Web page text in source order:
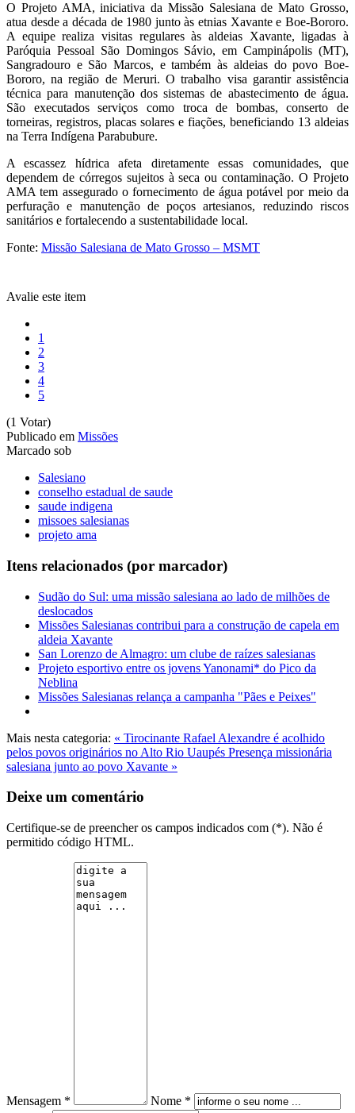
O Projeto AMA, iniciativa da Missão Salesiana de Mato Grosso,
atua desde a década de 1980 junto às etnias Xavante e Boe-Bororo.
A equipe realiza visitas regulares às aldeias Xavante, ligadas à
Paróquia Pessoal São Domingos Sávio, em Campinápolis (MT),
Sangradouro e São Marcos, e também às aldeias do povo Boe-
Bororo, na região de Meruri. O trabalho visa garantir assistência
técnica para manutenção dos sistemas de abastecimento de água.
São executados serviços como troca de bombas, conserto de
torneiras, registros, placas solares e fiações, beneficiando 13 aldeias
na Terra Indígena Parabubure.
A escassez hídrica afeta diretamente essas comunidades, que
dependem de córregos sujeitos à seca ou contaminação. O Projeto
AMA tem assegurado o fornecimento de água potável por meio da
perfuração e manutenção de poços artesianos, reduzindo riscos
sanitários e fortalecendo a sustentabilidade local.
Fonte: Missão Salesiana de Mato Grosso – MSMT
Avalie este item
1
2
3
4
5
(1 Votar)
Publicado em Missões
Marcado sob
Salesiano
conselho estadual de saude
saude indigena
missoes salesianas
projeto ama
Itens relacionados (por marcador)
Sudão do Sul: uma missão salesiana ao lado de milhões de
deslocados
Missões Salesianas contribui para a construção de capela em
aldeia Xavante
San Lorenzo de Almagro: um clube de raízes salesianas
Projeto esportivo entre os jovens Yanonami* do Pico da
Neblina
Missões Salesianas relança a campanha "Pães e Peixes"
Mais nesta categoria: « Tirocinante Rafael Alexandre é acolhido
pelos povos originários no Alto Rio Uaupés Presença missionária
salesiana junto ao povo Xavante »
Deixe um comentário
Certifique-se de preencher os campos indicados com (*). Não é
permitido código HTML.
Mensagem *
Nome *